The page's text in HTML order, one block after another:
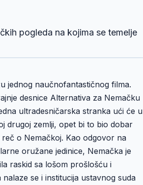
pogleda na kojima se temelje
jednog naučnofantastičnog filma.
desnice Alternativa za Nemačku
ultradesničarska stranka ući će u
drugoj zemlji, opet bi to bio dobar
o Nemačkoj. Kao odgovor na
oružane jedinice, Nemačka je
raskid sa lošom prošlošću i
se i institucija ustavnog suda